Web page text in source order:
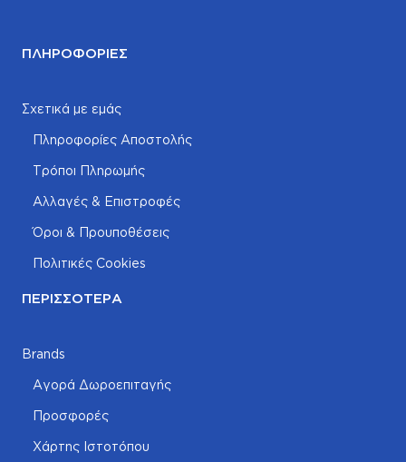
ΠΛΗΡΟΦΟΡΊΕΣ
Σχετικά με εμάς
Πληροφορίες Αποστολής
Τρόποι Πληρωμής
Αλλαγές & Επιστροφές
Όροι & Προυποθέσεις
Πολιτικές Cookies
ΠΕΡΙΣΣΌΤΕΡΑ
Brands
Αγορά Δωροεπιταγής
Προσφορές
Χάρτης Ιστοτόπου